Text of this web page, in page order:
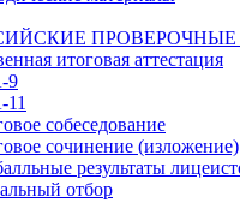
ПРОВЕРОЧНЫЕ
итоговая аттестация
9
собеседование
сочинение (изложение)
результаты
отбор